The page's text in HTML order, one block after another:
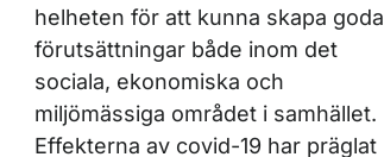
helheten för att kunna skapa goda
förutsättningar både inom det
sociala, ekonomiska och
miljömässiga området i samhället.
Effekterna av covid-19 har präglat